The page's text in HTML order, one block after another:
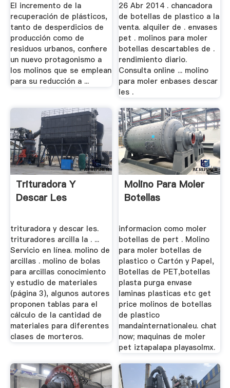
El incremento de la
recuperación de plásticos,
tanto de desperdicios de
producción como de
residuos urbanos, confiere
un nuevo protagonismo a
los molinos que se emplean
para su reducción a ...
26 Abr 2014 . chancadora
de botellas de plastico a la
venta. alquiler de . envases
pet . molinos para moler
botellas descartables de .
rendimiento diario.
Consulta online ... molino
para moler enbases descar
les .
Trituradora Y
Descar Les
trituradora y descar les.
trituradores arcilla la . ...
Servicio en línea. molino de
arcillas . molino de bolas
para arcillas conocimiento
y estudio de materiales
(página 3), algunos autores
proponen tablas para el
cálculo de la cantidad de
materiales para diferentes
clases de morteros.
Molino Para Moler
Botellas
informacion como moler
botellas de pert . Molino
para moler botellas de
plastico o Cartón y Papel,
Botellas de PET,botellas
plasta purga envase
laminas plasticas etc get
price molinos de botellas
de plastico
mandainternationaleu. chat
now; maquinas de moler
pet iztapalapa playasolmx.